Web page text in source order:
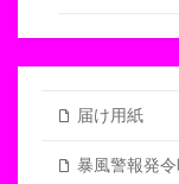
届け用紙
暴風警報発